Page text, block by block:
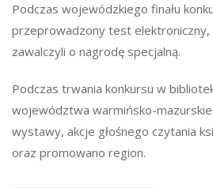
Podczas wojewódzkiego finału
przeprowadzony test elektroniczny,
zawalczyli o nagrodę specjalną.
Podczas trwania konkursu w
województwa warmińsko-
wystawy, akcje głośnego czytania
oraz promowano region.